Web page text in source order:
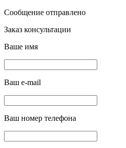
Сообщение отправлено
Заказ консультации
Ваше имя
Ваш e-mail
Ваш номер телефона